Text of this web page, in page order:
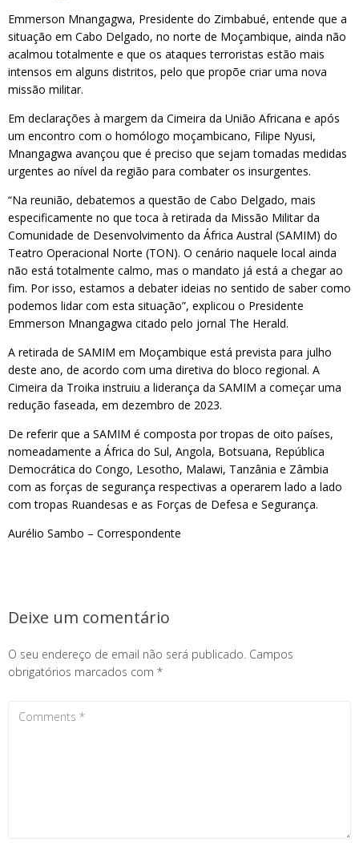
Emmerson Mnangagwa, Presidente do Zimbabué, entende que a
situação em Cabo Delgado, no norte de Moçambique, ainda não
acalmou totalmente e que os ataques terroristas estão mais
intensos em alguns distritos, pelo que propõe criar uma nova
missão militar.
Em declarações à margem da Cimeira da União Africana e após
um encontro com o homólogo moçambicano, Filipe Nyusi,
Mnangagwa avançou que é preciso que sejam tomadas medidas
urgentes ao nível da região para combater os insurgentes.
“Na reunião, debatemos a questão de Cabo Delgado, mais
especificamente no que toca à retirada da Missão Militar da
Comunidade de Desenvolvimento da África Austral (SAMIM) do
Teatro Operacional Norte (TON). O cenário naquele local ainda
não está totalmente calmo, mas o mandato já está a chegar ao
fim. Por isso, estamos a debater ideias no sentido de saber como
podemos lidar com esta situação”, explicou o Presidente
Emmerson Mnangagwa citado pelo jornal The Herald.
A retirada de SAMIM em Moçambique está prevista para julho
deste ano, de acordo com uma diretiva do bloco regional. A
Cimeira da Troika instruiu a liderança da SAMIM a começar uma
redução faseada, em dezembro de 2023.
De referir que a SAMIM é composta por tropas de oito países,
nomeadamente a África do Sul, Angola, Botsuana, República
Democrática do Congo, Lesotho, Malawi, Tanzânia e Zâmbia
com as forças de segurança respectivas a operarem lado a lado
com tropas Ruandesas e as Forças de Defesa e Segurança.
Aurélio Sambo – Correspondente
Deixe um comentário
O seu endereço de email não será publicado. Campos
obrigatórios marcados com *